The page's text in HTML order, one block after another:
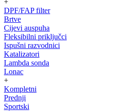
+
DPF/FAP filter
Brtve
Cijevi auspuha
Fleksibilni priključci
Ispušni razvodnici
Katalizatori
Lambda sonda
Lonac
+
Kompletni
Prednji
Sportski